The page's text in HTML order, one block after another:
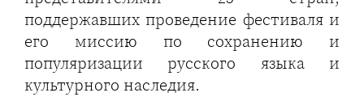
поддержавших проведение фестиваля и
его миссию по сохранению и
популяризации русского языка и
культурного наследия.